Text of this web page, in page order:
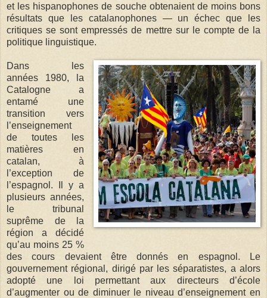
et les hispanophones de souche obtenaient de moins bons
résultats que les catalanophones — un échec que les
critiques se sont empressés de mettre sur le compte de la
politique linguistique.
Dans les
années 1980, la
Catalogne a
entamé une
transition vers
l’enseignement
de toutes les
matières en
catalan, à
l’exception de
l’espagnol. Il y a
plusieurs années,
le tribunal
suprême de la
région a décidé
qu’au moins 25 %
des cours devaient être donnés en espagnol. Le
gouvernement régional, dirigé par les séparatistes, a alors
adopté une loi permettant aux directeurs d’école
d’augmenter ou de diminuer le niveau d’enseignement en